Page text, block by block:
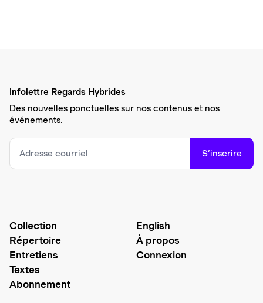
Infolettre Regards Hybrides
Des nouvelles ponctuelles sur nos contenus et nos
événements.
S’inscrire
Collection
Répertoire
Entretiens
Textes
Abonnement
English
À propos
Connexion